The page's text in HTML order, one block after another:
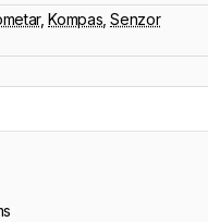
,Kompas ,Senzor